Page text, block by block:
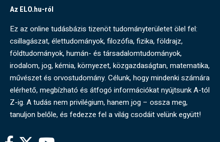
Az ELO.hu-ról
Ez az online tudásbázis tizenöt tudományterületet ölel fel:
csillagászat, élettudományok, filozófia, fizika, földrajz,
földtudományok, humán- és társadalomtudományok,
irodalom, jog, kémia, környezet, közgazdaságtan, matematika,
művészet és orvostudomány. Célunk, hogy mindenki számára
elérhető, megbízható és átfogó információkat nyújtsunk A-tól
Z-ig. A tudás nem privilégium, hanem jog – ossza meg,
tanuljon belőle, és fedezze fel a világ csodáit velünk együtt!